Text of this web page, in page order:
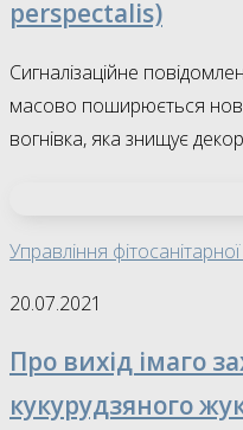
perspectalis)
Сигналізаційне
масово поширюється
вогнівка, яка знищує
Управління
20.07.2021
Про вихід імаго
кукурудзяного